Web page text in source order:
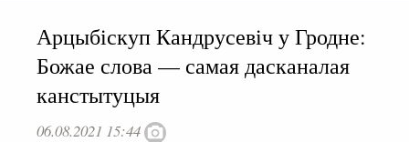
Арцыбіскуп Кандрусевіч у Гродне:
Божае слова — самая дасканалая
канстытуцыя
06.08.2021 15:44